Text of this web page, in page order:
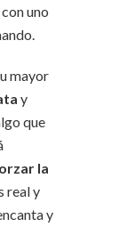
uno
mayor
y
que
la
real y
y